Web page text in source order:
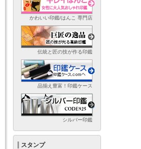
かわいい印鑑/はんこ 専門店
伝統と匠の技が作る印鑑
品揃え豊富！印鑑ケース
シルバー印鑑
スタンプ